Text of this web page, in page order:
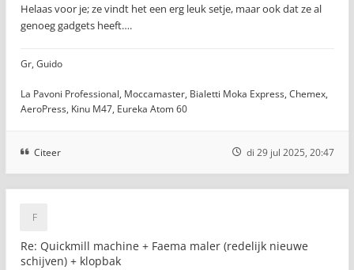
Helaas voor je; ze vindt het een erg leuk setje, maar ook dat ze al
genoeg gadgets heeft….
Gr, Guido
La Pavoni Professional, Moccamaster, Bialetti Moka Express, Chemex,
AeroPress, Kinu M47, Eureka Atom 60
Citeer di 29 jul 2025, 20:47
Re: Quickmill machine + Faema maler (redelijk nieuwe
schijven) + klopbak